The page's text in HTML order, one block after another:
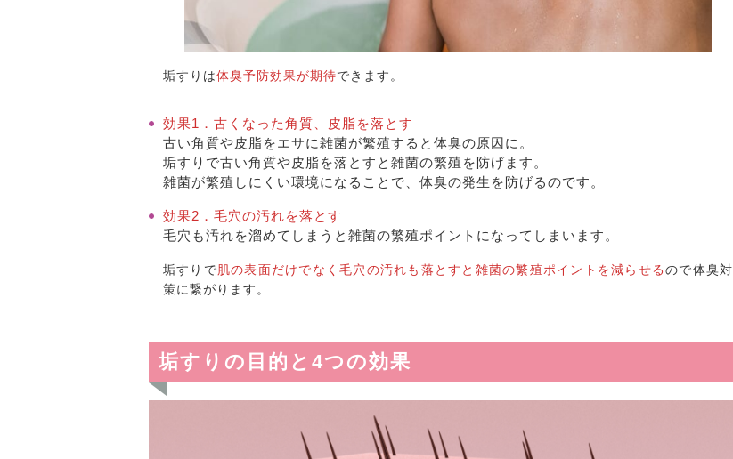
垢すりは体臭予防効果が期待できます。
効果1．古くなった角質、皮脂を落とす
古い角質や皮脂をエサに雑菌が繁殖すると体臭の原因に。
垢すりで古い角質や皮脂を落とすと雑菌の繁殖を防げます。
雑菌が繁殖しにくい環境になることで、体臭の発生を防げるのです。
効果2．毛穴の汚れを落とす
毛穴も汚れを溜めてしまうと雑菌の繁殖ポイントになってしまいます。
垢すりで肌の表面だけでなく毛穴の汚れも落とすと雑菌の繁殖ポイントを減らせるので体臭対
策に繋がります。
垢すりの目的と4つの効果